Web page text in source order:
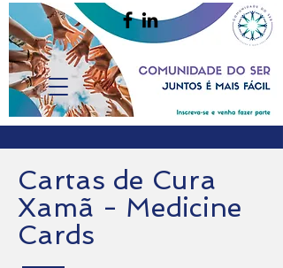
Cartas de Cura
Xamã - Medicine
Cards